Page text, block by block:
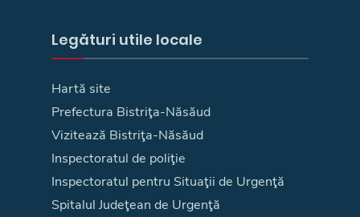
Legături utile locale
Hartă site
Prefectura Bistriţa-Năsăud
Vizitează Bistriţa-Năsăud
Inspectoratul de poliţie
Inspectoratul pentru Situaţii de Urgenţă
Spitalul Judeţean de Urgenţă